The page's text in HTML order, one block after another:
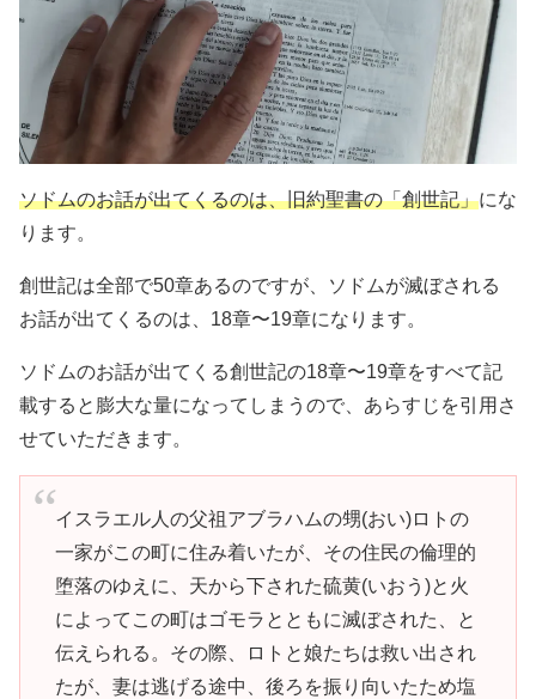
ソドムのお話が出てくるのは、旧約聖書の「創世記」にな
ります。
創世記は全部で50章あるのですが、ソドムが滅ぼされる
お話が出てくるのは、18章〜19章になります。
ソドムのお話が出てくる創世記の18章〜19章をすべて記
載すると膨大な量になってしまうので、あらすじを引用さ
せていただきます。
イスラエル人の父祖アブラハムの甥(おい)ロトの
一家がこの町に住み着いたが、その住民の倫理的
堕落のゆえに、天から下された硫黄(いおう)と火
によってこの町はゴモラとともに滅ぼされた、と
伝えられる。その際、ロトと娘たちは救い出され
たが、妻は逃げる途中、後ろを振り向いたため塩